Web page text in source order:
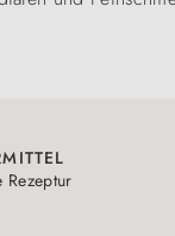
Rezeptur